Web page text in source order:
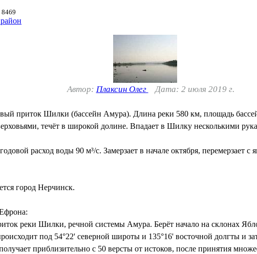
8469
Автор: Плаксин Олег Дата: 2 июля 2019 г.
приток Шилки (бассейн Амура). Длина реки 580 км, площадь
течёт в широкой долине. Впадает в Шилку несколькими
расход воды 90 м³/с. Замерзает в начале октября, перемерзает с
город Нерчинск.
реки Шилки, речной системы Амура. Берёт начало на склонах
под 54°22' северной широты и 135°16' восточной долгты и
приблизительно с 50 версты от истоков, после принятия